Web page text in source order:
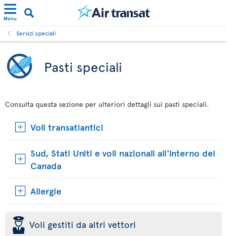
Menu
Servizi speciali
Pasti speciali
Consulta questa sezione per ulteriori dettagli sui pasti speciali.
Voli transatlantici
Sud, Stati Uniti e voli nazionali all'interno del
Canada
Allergie
þ Voli gestiti da altri vettori